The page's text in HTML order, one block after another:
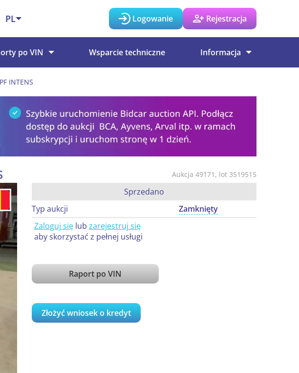
PL Logowanie Rejestracja
po VIN Wsparcie techniczne Informacja
INTENS
Aukcja 49171, lot 3519515
Sprzedano
Typ aukcji
Zamknięty
Zaloguj się lub zarejestruj się
aby skorzystać z pełnej usługi
Raport po VIN
Złożyć wniosek o kredyt